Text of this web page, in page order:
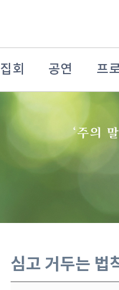
집회 공연 프
심고 거두는 법